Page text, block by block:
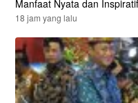
Manfaat Nyata dan
18 jam yang lalu